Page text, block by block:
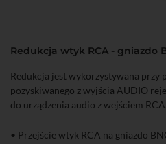
Redukcja wtyk RCA - gniazdo
Redukcja jest wykorzystywana przy
pozyskiwanego z wyjścia AUDIO
do urządzenia audio z wejściem RCA.
• Przejście wtyk RCA na gniazdo